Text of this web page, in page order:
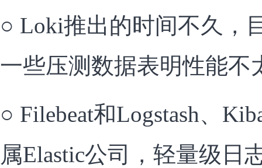
○ Loki推出的时间不久，
一些压测数据表明性能不
○ Filebeat和Logstash、
属Elastic公司，轻量级日